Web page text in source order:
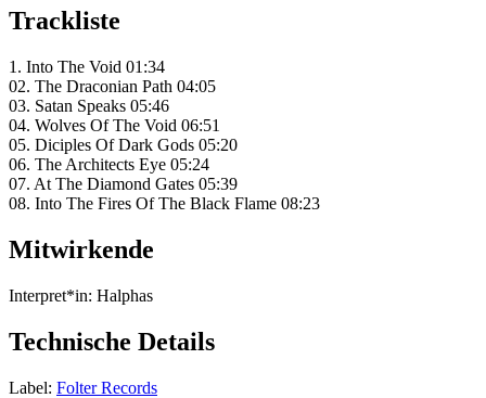
Trackliste
1. Into The Void 01:34
02. The Draconian Path 04:05
03. Satan Speaks 05:46
04. Wolves Of The Void 06:51
05. Diciples Of Dark Gods 05:20
06. The Architects Eye 05:24
07. At The Diamond Gates 05:39
08. Into The Fires Of The Black Flame 08:23
Mitwirkende
Interpret*in: Halphas
Technische Details
Label: Folter Records